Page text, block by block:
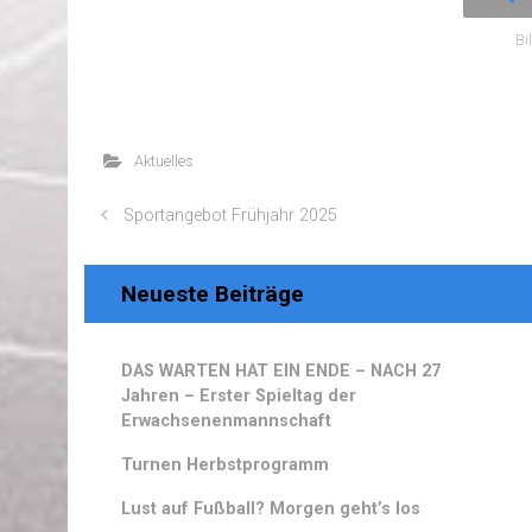
Aktuelles
Sportangebot Frühjahr 2025
Neueste Beiträge
DAS WARTEN HAT EIN ENDE – NACH 27
Jahren – Erster Spieltag der
Erwachsenenmannschaft
Turnen Herbstprogramm
Lust auf Fußball? Morgen geht’s los